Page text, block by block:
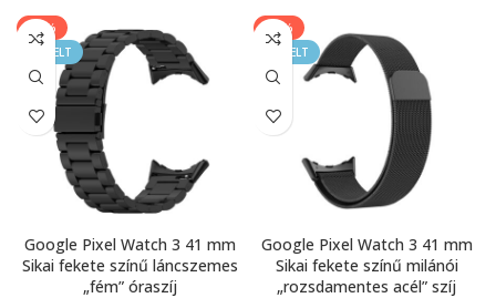
-20%
KIEMELT
Google Pixel Watch 3 41 mm
Sikai fekete színű láncszemes
„fém” óraszíj
-17%
KIEMELT
Google Pixel Watch 3 41 mm
Sikai fekete színű milánói
„rozsdamentes acél” szíj